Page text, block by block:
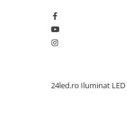
24led.ro Iluminat LED